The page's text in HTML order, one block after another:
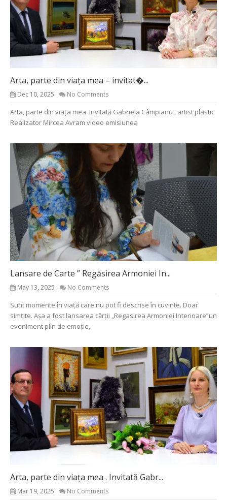
Arta, parte din viața mea – invitat�...
Dec 10, 2025 No Comments
Arta, parte din viața mea Invitată Gabriela Câmpianu , artist plastic
Realizator Mircea Avram video emisiunea
Lansare de Carte ” Regăsirea Armoniei In...
May 13, 2025 No Comments
Sunt momente în viață care nu pot fi descrise în cuvinte. Doar
simțite. Așa a fost lansarea cărții „Regasirea Armoniei Interioare”un
eveniment plin de emoție,
Arta, parte din viața mea . Invitată Gabr...
Mar 19, 2025 No Comments